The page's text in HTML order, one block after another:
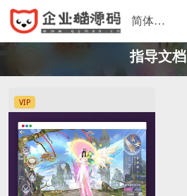
指导文档
VIP